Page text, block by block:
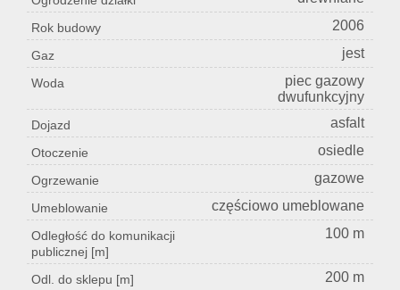
Rok budowy 2006
Gaz jest
Woda
piec gazowy
dwufunkcyjny
Dojazd asfalt
Otoczenie osiedle
Ogrzewanie gazowe
Umeblowanie częściowo umeblowane
Odległość do komunikacji
publicznej [m]
100 m
Odl. do sklepu [m] 200 m